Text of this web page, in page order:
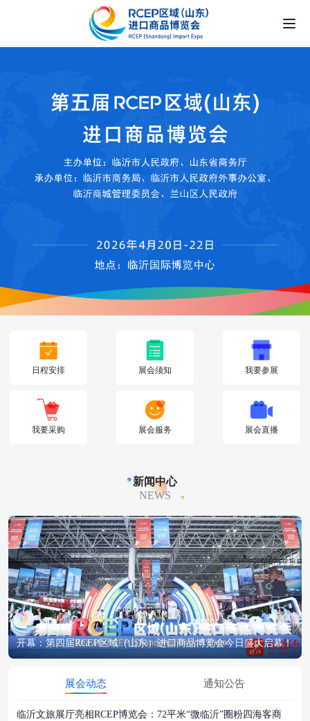
新闻中心
配套活动
关于我们
中文 | English | 日本語 | 한국어
日程安排 展会须知 我要参展
我要采购 展会服务 展会直播
新闻中心
NEWS
开幕：第四届RCEP区域（山东）进口商品博览会今日盛大启幕！
展会动态 通知公告
临沂文旅展厅亮相RCEP博览会：72平米“微临沂”圈粉四海客商